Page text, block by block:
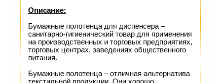
товара
Описание:
Бумажные полотенца для диспенсера –
санитарно-гигиенический товар для применения
на производственных и торговых предприятиях,
торговых центрах, заведениях общественного
питания.
Бумажные полотенца – отличная альтернатива
текстильной продукции. Они хорошо